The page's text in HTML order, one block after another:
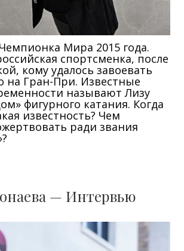
Мира 2015 года.
спортсменка, после
кому удалось завоевать
на Гран-При. Известные
называют Лизу
фигурного катания. Когда
известность? Чем
ради звания
— Интервью